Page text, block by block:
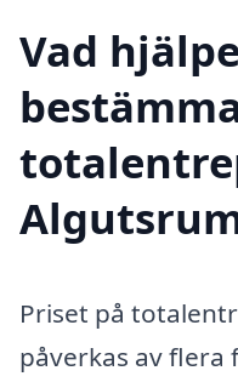
Vad
Priset på
påverkas av flera